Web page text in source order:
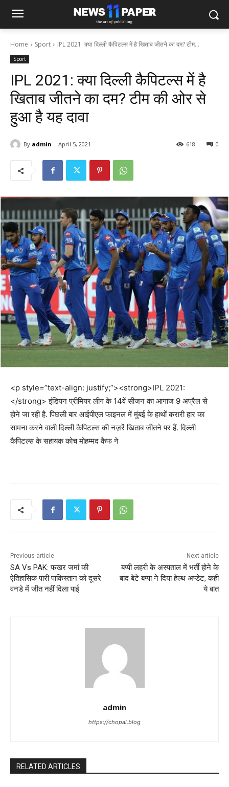
Home Sport IPL 2021: क्या दिल्ली कैपिटल्स में है खिताब जीतने का दम? टीम...
Sport
IPL 2021: क्या दिल्ली कैपिटल्स में है
खिताब जीतने का दम? टीम की ओर से
हुआ है यह दावा
By admin April 5, 2021 0
618
<p style=”text-align: justify;”><strong>IPL 2021:
</strong> इंडियन प्रीमियर लीग के 14वें सीजन का आगाज 9 अप्रैल से
होने जा रही है. पिछली बार आईपीएल फाइनल में मुंबई के हाथों करारी हार का
सामना करने वाली दिल्ली कैपिटल्स की नज़रें खिताब जीतने पर हैं. दिल्ली
कैपिटल्स के सहायक कोच मोहम्मद कैफ ने
Previous article
SA Vs PAK: फखर जमां की
ऐतिहासिक पारी पाकिस्तान को दूसरे
वनडे में जीत नहीं दिला पाई
Next article
बप्पी लहरी के अस्पताल में भर्ती होने के
बाद बेटे बप्पा ने दिया हेल्थ अप्डेट, कही
ये बात
admin
https://chopal.blog
RELATED ARTICLES